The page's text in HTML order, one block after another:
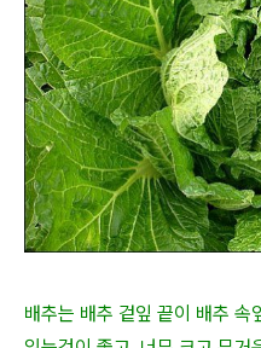
배추는 배추 겉잎 끝이 배추 속